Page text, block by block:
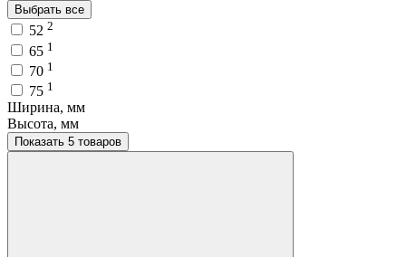
Выбрать все
52 2
65 1
70 1
75 1
Ширина, мм
Высота, мм
Показать 5 товаров